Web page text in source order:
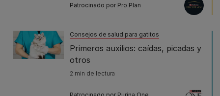
Patrocinado por Pro Plan
Consejos de salud para gatitos
Primeros auxilios: caídas, picadas y
otros
2 min de lectura